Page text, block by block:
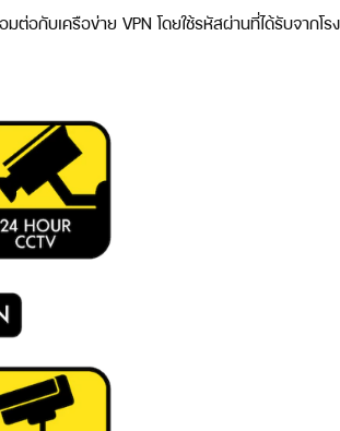
ต่อกับเครือข่าย VPN โดยใช้รหัสผ่านที่ได้รับจากโ